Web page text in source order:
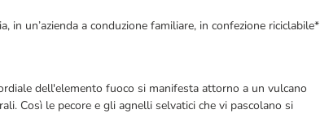
un’azienda a conduzione familiare, in confezione riciclabile*
dell'elemento fuoco si manifesta attorno a un vulcano
Così le pecore e gli agnelli selvatici che vi pascolano si